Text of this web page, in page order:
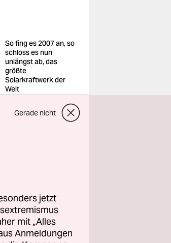
So fing es 2007 an, so
schloss es nun
unlängst ab, das
größte
Solarkraftwerk der
Welt
Bild: Eckehard
Gerade nicht
jetzt
mit „Alles
Anmeldungen